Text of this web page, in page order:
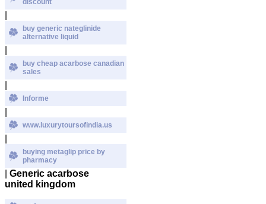
discount
buy generic nateglinide
alternative liquid
buy cheap acarbose canadian
sales
Informe
www.luxurytoursofindia.us
buying metaglip price by
pharmacy
Generic acarbose
united kingdom